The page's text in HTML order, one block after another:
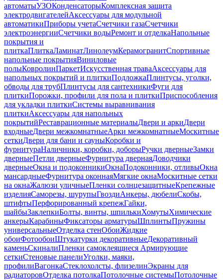
автоматыУЗОКонденсаторыКомплексная защита
электродвигателейАксессуары для модульной
автоматикиПриборы учетаСчетчики газаСчетчики
электроэнергииСчетчики водыРемонт и отделкаНапольные
покрытия и
плиткаПлиткаЛаминатЛинолеумКерамогранитСпортивные
напольные покрытияВиниловые
полыКовролинПаркетИскусственная траваАксессуары для
напольных покрытий и плиткиПодложкаПлинтусы, уголки,
обводы для трубПлинтусы для сантехникиФуги для
плиткиПорожки, профили для пола и плиткиПриспособления
для укладки плиткиСистемы выравнивания
плиткиАксессуары для напольных
покрытийРеставрационные материалыДвери и аркиДвери
входныеДвери межкомнатныеАрки межкомнатныеМоскитные
сеткиДвери для бани и сауныКоробки и
фурнитураНаличники, коробки, доборыРучки дверныеЗамки
дверныеПетли дверныеФурнитура двернаяДоводчики
дверныеОкна и подоконникиОкнаПодоконники, отливыОкна
мансардныеФурнитура оконнаяМягкие окнаМоскитные сетки
на окнаЖалюзи уличныеПленки солнцезащитныеКрепежные
изделияСаморезы, шурупыГвоздиАнкеры, дюбелиСкобы,
штифтыПерфорированный крепежГайки,
шайбыЗаклепкиБолты, винты, шпилькиХомутыХимические
анкерыКарабиныФиксаторы арматурыШплинтыПружины
универсальныеОтделка стенОбоиЖидкие
обоиФотообоиШтукатурки декоративныеДекоративный
каменьСкиналиПленки самоклеящиеся Армирующие
сеткиСтеновые панелиУголки, маяки,
профилиВагонкаСтеклохолсты, флизелинЭкраны для
радиаторовОтделка потолкаПотолочные системыПотолочные